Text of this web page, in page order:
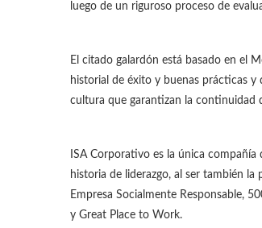
luego de un riguroso proceso de
El citado galardón está basado en el
historial de éxito y buenas prácticas y
cultura que garantizan la continuidad
ISA Corporativo es la única
historia de liderazgo, al ser también
Empresa Socialmente Responsable,
y Great Place to Work.